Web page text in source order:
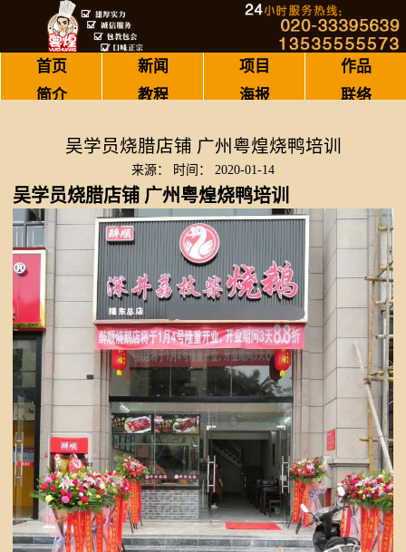
首页 新闻 项目
作品
简介
教程 海报 联络
吴学员烧腊店铺 广州粤煌烧鸭培训
来源： 时间： 2020-01-14
吴学员烧腊店铺 广州粤煌烧鸭培训